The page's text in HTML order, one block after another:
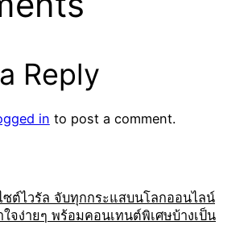
Reply
in to post a comment.
ซต์ไวรัล จับทุกกระแสบนโลกออนไลน์
จง่ายๆ พร้อมคอนเทนต์พิเศษบ้างเป็น